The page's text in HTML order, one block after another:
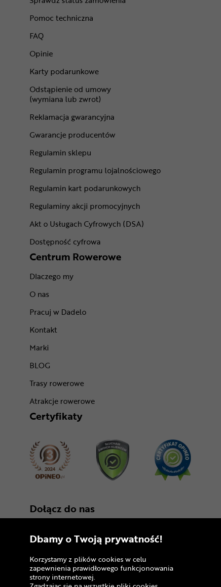
Pomoc techniczna
FAQ
Opinie
Karty podarunkowe
Odstąpienie od umowy
(wymiana lub zwrot)
Reklamacja gwarancyjna
Gwarancje producentów
Regulamin sklepu
Regulamin programu lojalnościowego
Regulamin kart podarunkowych
Regulaminy akcji promocyjnych
Akt o Usługach Cyfrowych (DSA)
Dostępność cyfrowa
Centrum Rowerowe
Dlaczego my
O nas
Pracuj w Dadelo
Kontakt
Marki
BLOG
Trasy rowerowe
Atrakcje rowerowe
Certyfikaty
Dołącz do nas
Dbamy o Twoją prywatność!
Korzystamy z plików cookies w celu
zapewnienia prawidłowego funkcjonowania
strony internetowej.